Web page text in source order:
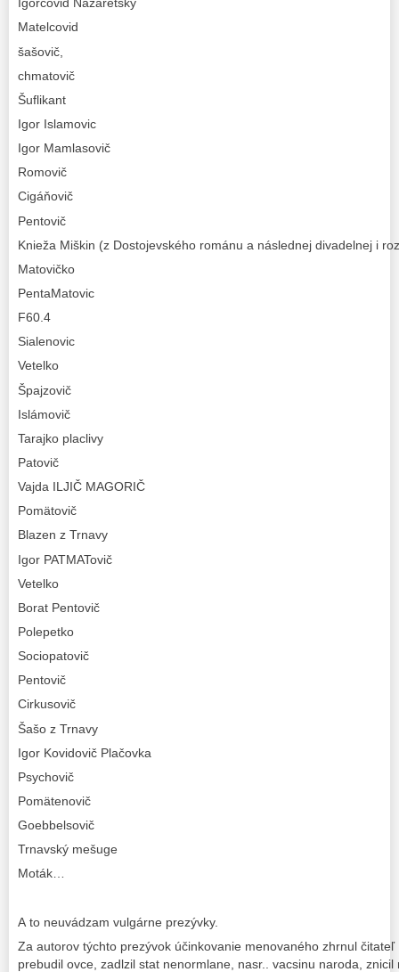
Igorcovid Nazaretský
Matelcovid
šašovič,
chmatovič
Šuflikant
Igor Islamovic
Igor Mamlasovič
Romovič
Cigáňovič
Pentovič
Knieža Miškin (z Dostojevského románu a následnej divadelnej i
Matovičko
PentaMatovic
F60.4
Sialenovic
Vetelko
Špajzovič
Islámovič
Tarajko placlivy
Patovič
Vajda ILJIČ MAGORIČ
Pomätovič
Blazen z Trnavy
Igor PATMATovič
Vetelko
Borat Pentovič
Polepetko
Sociopatovič
Pentovič
Cirkusovič
Šašo z Trnavy
Igor Kovidovič Plačovka
Psychovič
Pomätenovič
Goebbelsovič
Trnavský mešuge
Moták…
A to neuvádzam vulgárne prezývky.
Za autorov týchto prezývok účinkovanie menovaného zhrnul
prebudil ovce, zadlzil stat nenormlane, nasr.. vacsinu naroda, znicil